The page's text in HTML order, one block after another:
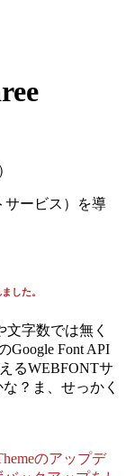
サービス）を導
した。
字数では無く
Google Font API
るWEBFONTサ
？ま、せっかく
のアップデ